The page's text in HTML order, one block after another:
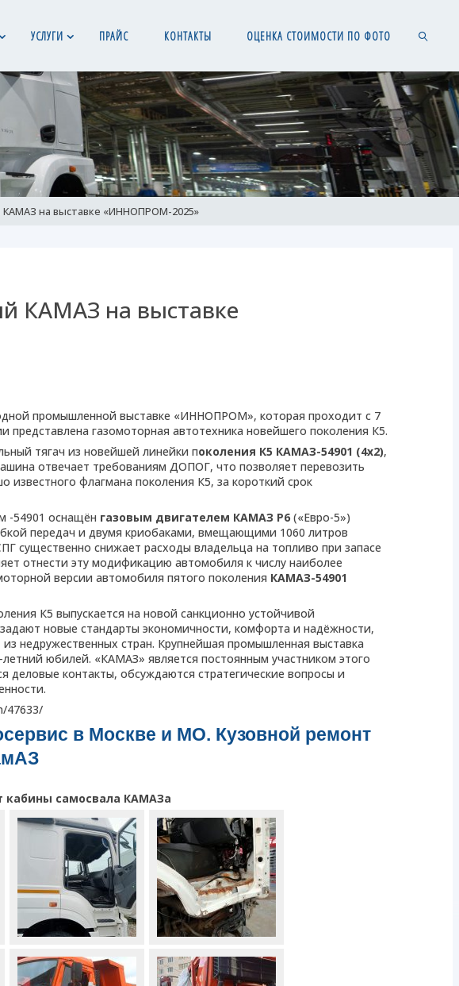
УСЛУГИ ПРАЙС КОНТАКТЫ ОЦЕНКА СТОИМОСТИ ПО ФОТО
SEARCH
на выставке «ИННОПРОМ-2025»
КАМАЗ на выставке
промышленной выставке «ИННОПРОМ», которая проходит с 7
представлена газомоторная автотехника новейшего поколения К5.
тягач из новейшей линейки поколения К5 КАМАЗ-54901 (4х2),
отвечает требованиям ДОПОГ, что позволяет перевозить
известного флагмана поколения К5, за короткий срок
-54901 оснащён газовым двигателем КАМАЗ Р6 («Евро-5»)
передач и двумя криобаками, вмещающими 1060 литров
существенно снижает расходы владельца на топливо при запасе
отнести эту модификацию автомобиля к числу наиболее
версии автомобиля пятого поколения КАМАЗ-54901
К5 выпускается на новой санкционно устойчивой
новые стандарты экономичности, комфорта и надёжности,
недружественных стран. Крупнейшая промышленная выставка
юбилей. «КАМАЗ» является постоянным участником этого
деловые контакты, обсуждаются стратегические вопросы и
47633/
в Москве и МО. Кузовной ремонт
кабины самосвала КАМАЗа